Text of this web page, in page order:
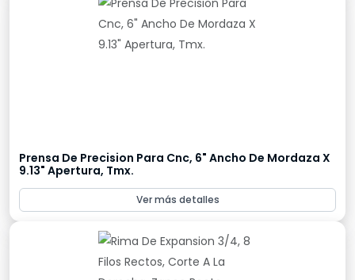
Prensa De Precision Para Cnc, 6" Ancho De Mordaza X
9.13" Apertura, Tmx.
Ver más detalles